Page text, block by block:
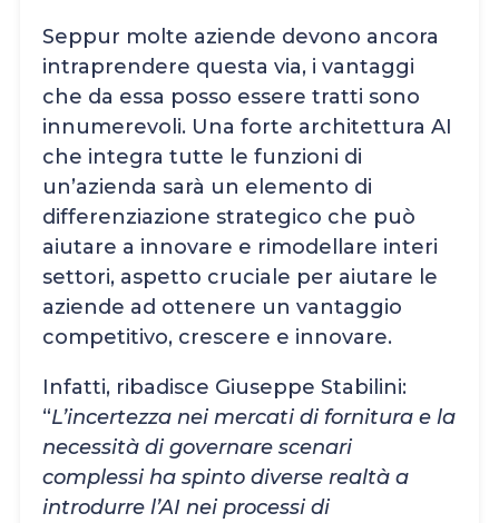
Seppur molte aziende devono ancora
intraprendere questa via, i vantaggi
che da essa posso essere tratti sono
innumerevoli. Una forte architettura AI
che integra tutte le funzioni di
un’azienda sarà un elemento di
differenziazione strategico che può
aiutare a innovare e rimodellare interi
settori, aspetto cruciale per aiutare le
aziende ad ottenere un vantaggio
competitivo, crescere e innovare.
Infatti, ribadisce Giuseppe Stabilini:
“L’incertezza nei mercati di fornitura e la
necessità di governare scenari
complessi ha spinto diverse realtà a
introdurre l’AI nei processi di